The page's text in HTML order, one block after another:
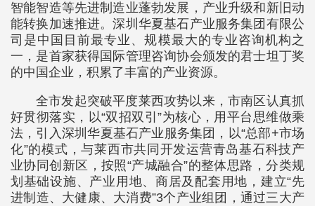
智能智造等先进制造业蓬勃发展，产业升级和新旧动
能转换加速推进。深圳华夏基石产业服务集团有限公
司是中国目前最专业、规模最大的专业咨询机构之
一，是首家获得国际管理咨询协会颁发的君士坦丁奖
的中国企业，积累了丰富的产业资源。
全市发起突破平度莱西攻势以来，市南区认真抓
好贯彻落实，以“双招双引”为核心，用平台思维做乘
法，引入深圳华夏基石产业服务集团，以“总部+市场
化”的模式，与莱西市共同开发运营青岛基石科技产
业协同创新区，按照“产城融合”的整体思路，分类规
划基础设施、产业用地、商居及配套用地，建立“先
进制造、大健康、大消费”3个产业组团，通过三大产